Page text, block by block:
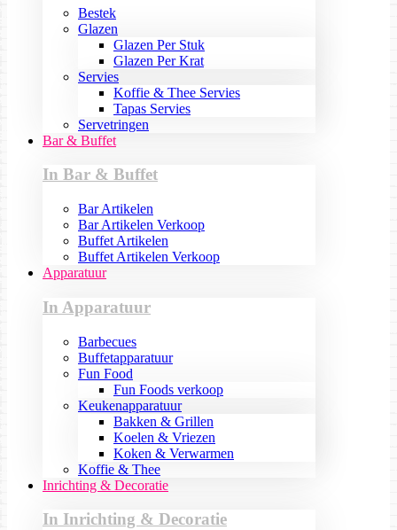
Bestek
Glazen
Glazen Per Stuk
Glazen Per Krat
Servies
Koffie & Thee Servies
Tapas Servies
Servetringen
Bar & Buffet
In Bar & Buffet
Bar Artikelen
Bar Artikelen Verkoop
Buffet Artikelen
Buffet Artikelen Verkoop
Apparatuur
In Apparatuur
Barbecues
Buffetapparatuur
Fun Food
Fun Foods verkoop
Keukenapparatuur
Bakken & Grillen
Koelen & Vriezen
Koken & Verwarmen
Koffie & Thee
Inrichting & Decoratie
In Inrichting & Decoratie